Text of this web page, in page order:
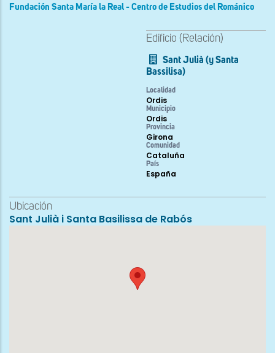
Fundación Santa María la Real - Centro de Estudios del Románico
Edificio (Relación)
Sant Julià (y Santa
Bassilisa)
Localidad
Ordis
Municipio
Ordis
Provincia
Girona
Comunidad
Cataluña
País
España
Ubicación
Sant Julià i Santa Basilissa de Rabós